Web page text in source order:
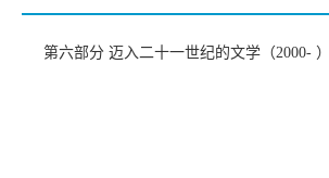
第六部分 迈入二十一世纪的文学（2000- ）